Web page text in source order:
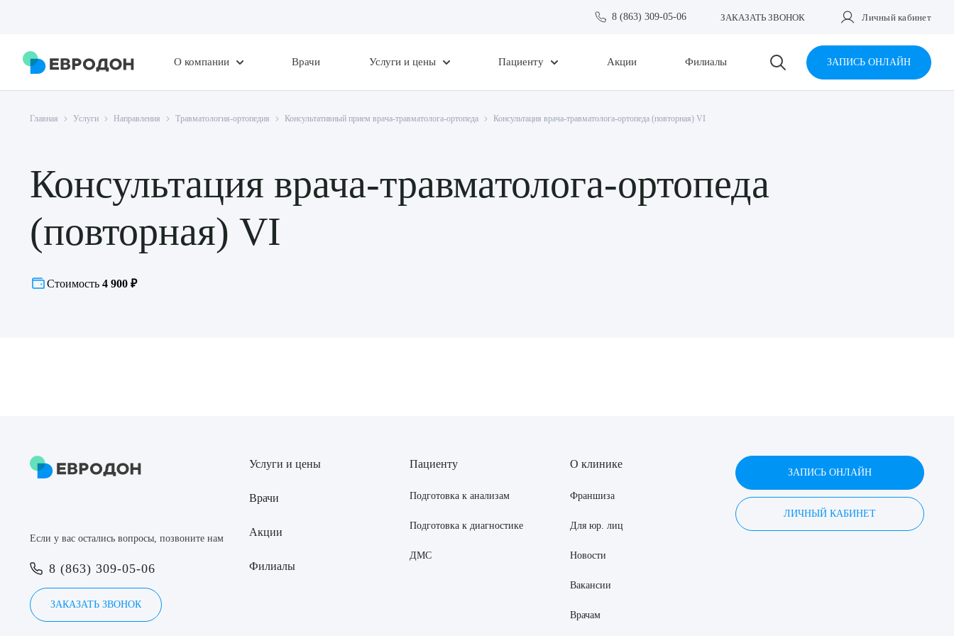
8 (863) 309-05-06 ЗАКАЗАТЬ ЗВОНОК Личный кабинет
О компании Врачи Услуги и цены Пациенту Акции Филиалы ЗАПИСЬ ОНЛАЙН
Главная Услуги Направления Травматология-ортопедия Консультативный прием врача-травматолога-ортопеда Консультация врача-травматолога-ортопеда (повторная) VI
Консультация врача-травматолога-ортопеда
(повторная) VI
Стоимость 4 900 ₽
Если у вас остались вопросы, позвоните нам
8 (863) 309-05-06
ЗАКАЗАТЬ ЗВОНОК
Услуги и цены
Врачи
Акции
Филиалы
Пациенту
Подготовка к анализам
Подготовка к диагностике
ДМС
О клинике
Франшиза
Для юр. лиц
Новости
Вакансии
Врачам
ЗАПИСЬ ОНЛАЙН
ЛИЧНЫЙ КАБИНЕТ
ОТПРАВИТЬ Я даю согласие на обработку персональных данных